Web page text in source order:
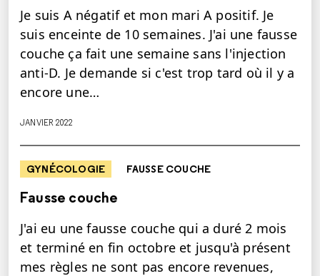
Je suis A négatif et mon mari A positif. Je
suis enceinte de 10 semaines. J'ai une fausse
couche ça fait une semaine sans l'injection
anti-D. Je demande si c'est trop tard où il y a
encore une…
JANVIER 2022
GYNÉCOLOGIE FAUSSE COUCHE
Fausse couche
J'ai eu une fausse couche qui a duré 2 mois
et terminé en fin octobre et jusqu'à présent
mes règles ne sont pas encore revenues,